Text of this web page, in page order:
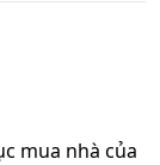
mua nhà của